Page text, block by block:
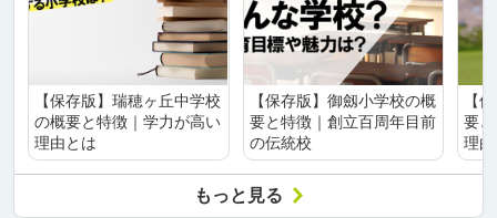
【保存版】瑞穂ヶ丘中学校
の概要と特徴｜学力が高い
理由とは
【保存版】御劔小学校の概
要と特徴｜創立百周年目前
の伝統校
【
要
理
もっと見る